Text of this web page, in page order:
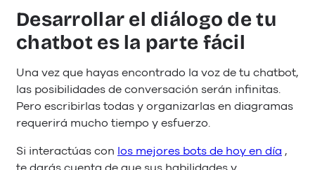
Desarrollar el diálogo de tu
chatbot es la parte fácil
Una vez que hayas encontrado la voz de tu chatbot,
las posibilidades de conversación serán infinitas.
Pero escribirlas todas y organizarlas en diagramas
requerirá mucho tiempo y esfuerzo.
Si interactúas con los mejores bots de hoy en día ,